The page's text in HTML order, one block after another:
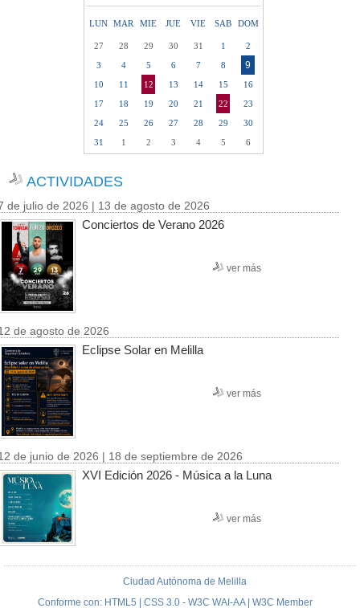
LUN MAR MIE JUE VIE SAB DOM
27 28 29 30 31 1
2
3
4 5 6 7 8 9
10 11 12 13 14 15
16
17
18 19 20 21 22
23
24
25 26 27 28 29
30
31
1 2 3 4 5 6
ACTIVIDADES
de julio de 2026 | 13 de agosto de 2026
Conciertos de Verano 2026
ver más
de agosto de 2026
Eclipse Solar en Melilla
ver más
de junio de 2026 | 18 de septiembre de 2026
XVI Edición 2026 - Música a la Luna
ver más
Ciudad Autónoma de Melilla
Conforme con: HTML5 | CSS 3.0 - W3C WAI-AA | W3C Member